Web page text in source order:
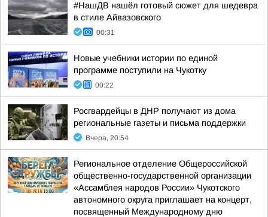
#НашДВ нашёл готовый сюжет для шедевра
в стиле Айвазовского
00:31
Новые учебники истории по единой
программе поступили на Чукотку
00:22
Росгвардейцы в ДНР получают из дома
региональные газеты и письма поддержки
Вчера, 20:54
Региональное отделение Общероссийской
общественно-государственной организации
«Ассамблея народов России» Чукотского
автономного округа приглашает на концерт,
посвященный Международному дню